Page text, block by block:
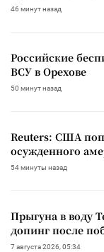
46 минут назад
Российские
ВСУ в Орехове
50 минут назад
Reuters: США
осужденного
54 минуты назад
Прыгуна в воду
допинг после
7 августа 2026, 05:34